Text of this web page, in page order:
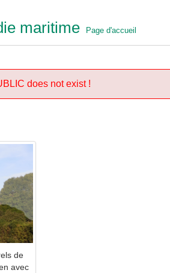
maritime Page d'accueil
does not exist !
de
avec